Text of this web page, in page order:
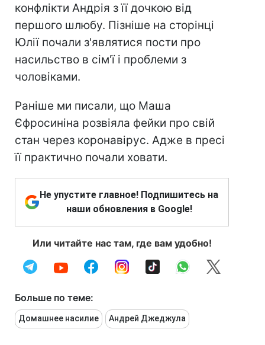
конфлікти Андрія з її дочкою від
першого шлюбу. Пізніше на сторінці
Юлії почали з'являтися пости про
насильство в сім'ї і проблеми з
чоловіками.
Раніше ми писали, що Маша
Єфросиніна розвіяла фейки про свій
стан через коронавірус. Адже в пресі
її практично почали ховати.
Не упустите главное! Подпишитесь на
наши обновления в Google!
Или читайте нас там, где вам удобно!
Больше по теме:
Домашнее насилие Андрей Джеджула